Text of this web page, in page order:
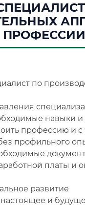
по
навыки и
профессию и с
профильного
платы и
развитие
и